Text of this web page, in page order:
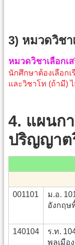
3) หมวดวิชา
หมวดวิชาเลือกเ
นักศึกษาต้องเลือก
และวิชาโท (ถ้ามี)
4. แผนก
ปริญญาต
001101
ม.อ.
อังกฤษ
140104
ร.ท.
พลเมือง